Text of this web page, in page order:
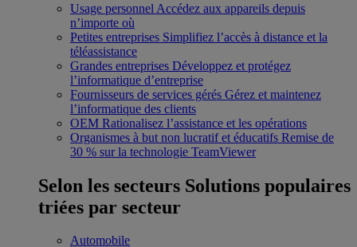
Usage personnel Accédez aux appareils depuis
n’importe où
Petites entreprises Simplifiez l’accès à distance et la
téléassistance
Grandes entreprises Développez et protégez
l’informatique d’entreprise
Fournisseurs de services gérés Gérez et maintenez
l’informatique des clients
OEM Rationalisez l’assistance et les opérations
Organismes à but non lucratif et éducatifs Remise de
30 % sur la technologie TeamViewer
Selon les secteurs Solutions populaires
triées par secteur
Automobile